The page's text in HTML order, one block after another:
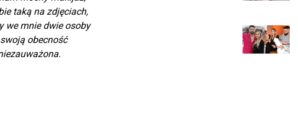
taką na zdjęciach,
we mnie dwie osoby
obecność